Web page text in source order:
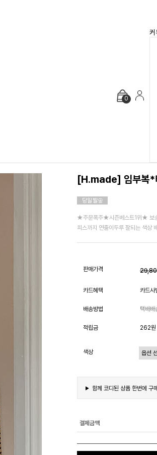
0
커
[H.made] 임부복*
★주문폭주★시즌베스트1위★ 보송
피스까지 연출이두루 잘되는 색상
판매가격
카드혜택 카드사
배송방법 택배배
적립금 262원
색상
함께 코디된 상품 한번에 구
결제금액